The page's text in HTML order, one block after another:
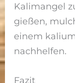
Kalimangel
gießen,
einem
nachhelfen.
Fazit